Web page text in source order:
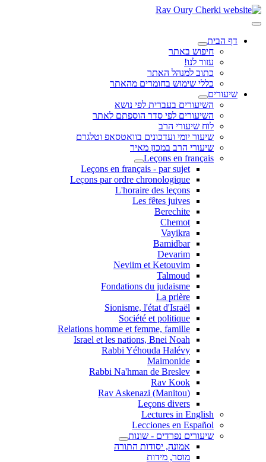
דף הבית
חיפוש באתר
עזור לנו!
כתוב למנהל האתר
כללי שימוש בחומרים מהאתר
שיעורים
השיעורים בעברית לפי נושא
השיעורים לפי סדר הוספתם לאתר
לוח שיעורי הרב
שיעור יומי ועדכונים בוואטסאפ וטלגרם
שיעורי הרב במכון מאיר
Leçons en français
Leçons en français - par sujet
Leçons par ordre chronologique
L'horaire des leçons
Les fêtes juives
Berechite
Chemot
Vayikra
Bamidbar
Devarim
Neviim et Ketouvim
Talmoud
Fondations du judaisme
La prière
Sionisme, l'état d'Israël
Société et politique
Relations homme et femme, famille
Israel et les nations, Bnei Noah
Rabbi Yéhouda Halévy
Maimonide
Rabbi Na'hman de Breslev
Rav Kook
(Rav Askenazi (Manitou
Leçons divers
Lectures in English
Lecciones en Español
שיעורים נפרדים - שונות
אמונה, יסודות התורה
מוסר, מידות